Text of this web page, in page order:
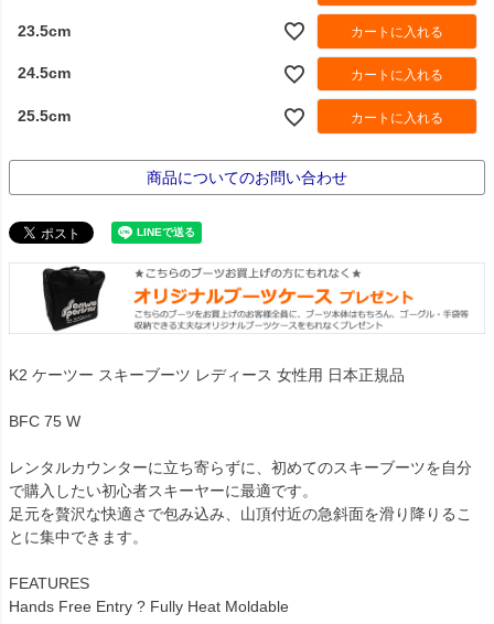
23.5cm カートに入れる
24.5cm カートに入れる
25.5cm カートに入れる
商品についてのお問い合わせ
K2 ケーツー スキーブーツ レディース 女性用 日本正規品
BFC 75 W
レンタルカウンターに立ち寄らずに、初めてのスキーブーツを自分
で購入したい初心者スキーヤーに最適です。
足元を贅沢な快適さで包み込み、山頂付近の急斜面を滑り降りるこ
とに集中できます。
FEATURES
Hands Free Entry ? Fully Heat Moldable